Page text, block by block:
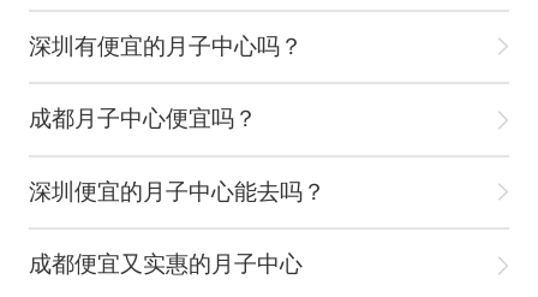
深圳有便宜的月子中心吗？
成都月子中心便宜吗？
深圳便宜的月子中心能去吗？
成都便宜又实惠的月子中心